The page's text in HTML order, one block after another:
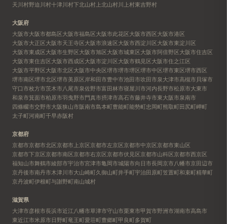
天川村野迫川村十津川村下北山村 上北山村川上村東吉野村
大阪府
大阪市大阪市都島区大阪市福島区大阪市此花区大阪市西区大阪市港区
大阪市大正区大阪市天王寺区大阪市浪速区大阪市西淀川区大阪市東淀川区
大阪市東成区大阪市生野区大阪市旭区大阪市城東区大阪市阿倍野区大阪市住吉区
大阪市東住吉区大阪市西成区大阪市淀川区大阪市鶴見区大阪市住之江区
大阪市平野区大阪市北区大阪市中央区堺市堺市堺区堺市中区堺市東区堺市西区
堺市南区堺市北区堺市美原区岸和田市豊中市池田市吹田市泉大津市高槻市 貝塚市
守口市枚方市茨木市八尾市泉佐野市富田林市寝屋川市河内長野市松原市大東市
和泉市箕面市柏原市羽曳野市門真市摂津市高石市藤井寺市東大阪市泉南市
四條畷市交野市大阪狭山市阪南市島本町豊能町能勢町忠岡町熊取町田尻町岬町
太子町河南町千早赤阪村
京都府
京都市京都市北区京都市上京区京都市左京区京都市中京区京都市東山区
京都市下京区京都市南区京都市右京区京都市伏見区京都市山科区京都市西京区
福知山市舞鶴市綾部市宇治市宮津市亀岡市城陽市向日市長岡京市八幡市京田辺市
京丹後市南丹市木津川市大山崎町久御山町井手町宇治田原町笠置町和束町精華町
京丹波町伊根町与謝野町南山城村
滋賀県
大津市彦根市長浜市近江八幡市草津市守山市栗東市甲賀市野洲市湖南市高島市
東近江市米原市日野町竜王町愛荘町豊郷町甲良町多賀町